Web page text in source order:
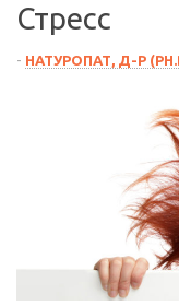
Стресс
- НАТУРОПАТ, Д-Р